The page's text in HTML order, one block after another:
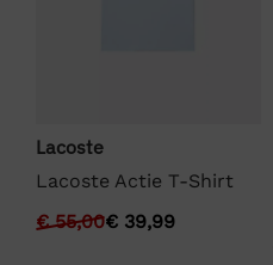
Lacoste
Lacoste Actie T-Shirt
€55,00€ 39,99